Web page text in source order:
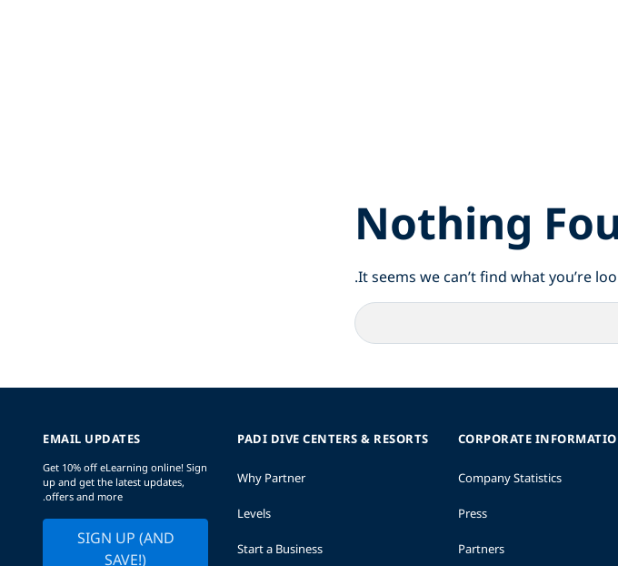
Nothing
It seems we can’t find what you’re
EMAIL UPDATES
Get 10% off eLearning online! Sign
up and get the latest updates,
offers and more.
SIGN UP (AND
SAVE!)
CORPORATE
Company Statistics
Press
Partners
PADI DIVE CENTERS & RESORTS
Why Partner
Levels
Start a Business